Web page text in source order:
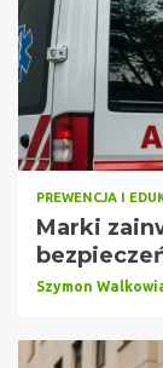
PREWENCJA I
Marki
Szymon